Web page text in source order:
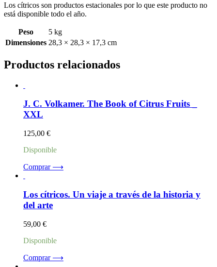
Los cítricos son productos estacionales por lo que este producto no
está disponible todo el año.
Peso
5 kg
Dimensiones 28,3 × 28,3 × 17,3 cm
Productos relacionados
J. C. Volkamer. The Book of Citrus Fruits _
XXL
125,00 €
Disponible
Comprar ⟶
Los cítricos. Un viaje a través de la historia y
del arte
59,00 €
Disponible
Comprar ⟶